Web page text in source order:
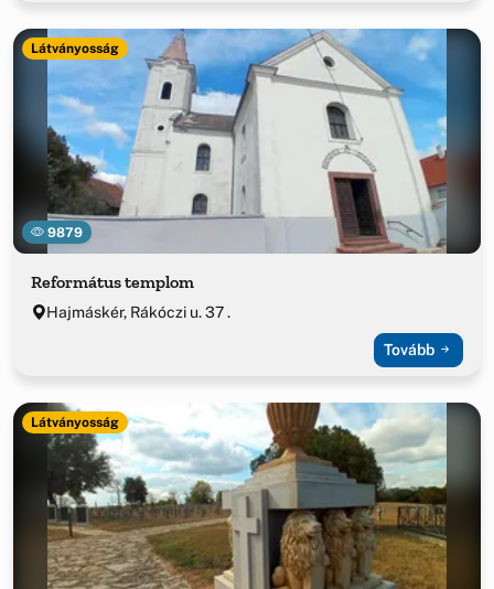
9879
Látványosság
Református templom
Hajmáskér, Rákóczi u. 37 .
Tovább
Látványosság